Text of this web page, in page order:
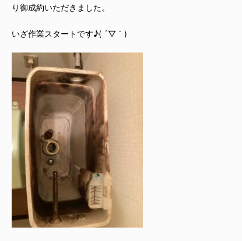
り御成約いただきました。
いざ作業スタートです♪( ´▽｀)